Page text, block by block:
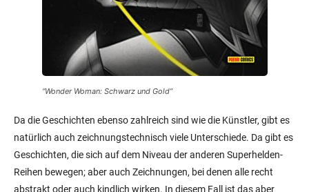
“Wonder Woman: Schwarz und Gold”
Da die Geschichten ebenso zahlreich sind wie die Künstler, gibt es
natürlich auch zeichnungstechnisch viele Unterschiede. Da gibt es
Geschichten, die sich auf dem Niveau der anderen Superhelden-
Reihen bewegen; aber auch Zeichnungen, bei denen alle recht
abstrakt oder auch kindlich wirken. In diesem Fall ist das aber